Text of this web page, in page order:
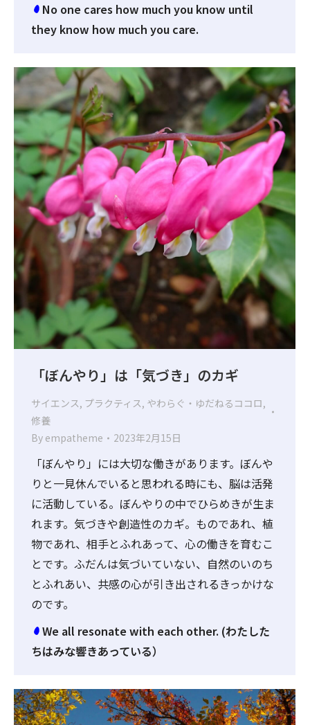
No one cares how much you know until
they know how much you care.
「ぼんやり」は「気づき」のカギ
サイエンス, プラクティス, やわらぐ・ゆだねるココロ,
修養
By empatheme 2023年2月15日
「ぼんやり」には大切な働きがあります。ぼんや
りと一見休んでいると思われる時にも、脳は活発
に活動している。ぼんやりの中でひらめきが生ま
れます。気づきや創造性のカギ。ものであれ、植
物であれ、相手とふれあって、心の働きを育むこ
とです。ふだんは気づいていない、自然のいのち
とふれあい、共感の心が引き出されるきっかけな
のです。
We all resonate with each other. (わたした
ちはみな響きあっている）